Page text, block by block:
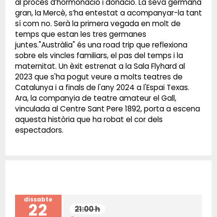
al procés d’hormonació i donació. La seva germana
gran, la Mercè, s’ha entestat a acompanyar-la tant
sí com no. Serà la primera vegada en molt de
temps que estan les tres germanes
juntes."Austràlia" és una road trip que reflexiona
sobre els vincles familiars, el pas del temps i la
maternitat. Un èxit estrenat a la Sala Flyhard al
2023 que s'ha pogut veure a molts teatres de
Catalunya i a finals de l'any 2024 a l'Espai Texas.
Ara, la companyia de teatre amateur el Gall,
vinculada al Centre Sant Pere 1892, porta a escena
aquesta història que ha robat el cor dels
espectadors.
dissabte
22
21:00 h